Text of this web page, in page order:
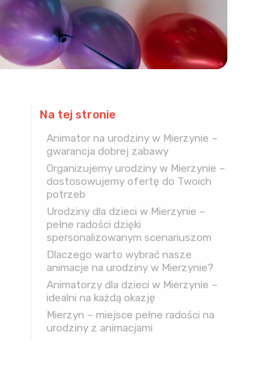
Na tej stronie
Animator na urodziny w Mierzynie –
gwarancja dobrej zabawy
Organizujemy urodziny w Mierzynie –
dostosowujemy ofertę do Twoich
potrzeb
Urodziny dla dzieci w Mierzynie –
pełne radości dzięki
spersonalizowanym scenariuszom
Dlaczego warto wybrać nasze
animacje na urodziny w Mierzynie?
Animatorzy dla dzieci w Mierzynie –
idealni na każdą okazję
Mierzyn – miejsce pełne radości na
urodziny z animacjami